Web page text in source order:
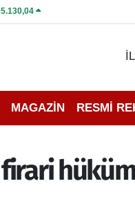
MAGAZİN RESMİ
firari